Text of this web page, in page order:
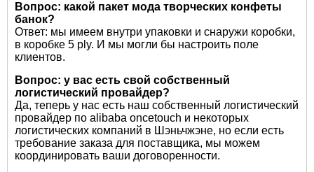
Вопрос: какой пакет мода творческих конфеты
банок?
Ответ: мы имеем внутри упаковки и снаружи коробки,
в коробке 5 ply. И мы могли бы настроить поле
клиентов.
Вопрос: у вас есть свой собственный
логистический провайдер?
Да, теперь у нас есть наш собственный логистический
провайдер по alibaba oncetouch и некоторых
логистических компаний в Шэньчжэне, но если есть
требование заказа для поставщика, мы можем
координировать ваши договоренности.